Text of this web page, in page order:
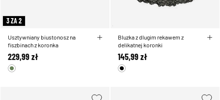
3 ZA 2
Usztywniany biustonosz na
fiszbinach z koronka
229,99 zł
Bluzka z dlugim rekawem z
delikatnej koronki
145,99 zł